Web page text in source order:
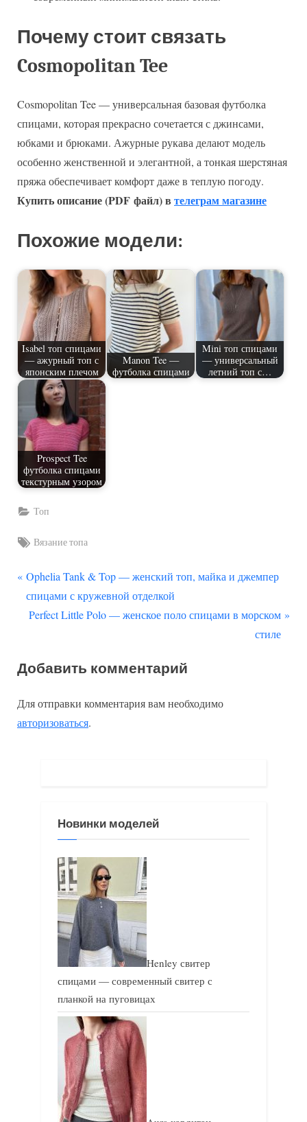
Почему стоит связать
Cosmopolitan Tee
Cosmopolitan Tee — универсальная базовая футболка
спицами, которая прекрасно сочетается с джинсами,
юбками и брюками. Ажурные рукава делают модель
особенно женственной и элегантной, а тонкая шерстяная
пряжа обеспечивает комфорт даже в теплую погоду.
Купить описание (PDF файл) в телеграм магазине
Похожие модели:
Isabel топ спицами
— ажурный топ с
японским плечом
Manon Tee —
футболка спицами
Mini топ спицами
— универсальный
летний топ с…
Prospect Tee
футболка спицами
текстурным узором
Топ
Tags:
Вязание топа
Навигация
по
П
р
е
д
щ
а
Ophelia Tank & Top — женский топ, майка и джемпер
спицами с кружевной отделкой
С
д
ю
щ
Perfect Little Polo — женское поло спицами в морском
стиле
Добавить комментарий
Для отправки комментария вам необходимо
авторизоваться.
Новинки моделей
Henley свитер
спицами — современный свитер с
планкой на пуговицах